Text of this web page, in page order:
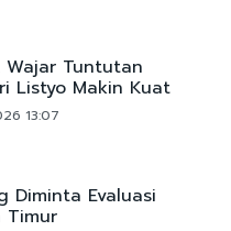
Wajar Tuntutan
Listyo Makin Kuat
13:07
Diminta Evaluasi
Timur